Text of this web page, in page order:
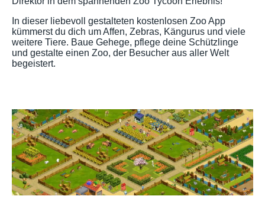
In dieser liebevoll gestalteten kostenlosen Zoo App
kümmerst du dich um Affen, Zebras, Kängurus und viele
weitere Tiere. Baue Gehege, pflege deine Schützlinge
und gestalte einen Zoo, der Besucher aus aller Welt
begeistert.